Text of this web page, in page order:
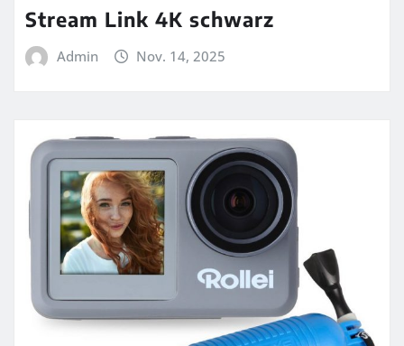
Stream Link 4K schwarz
Admin Nov. 14, 2025